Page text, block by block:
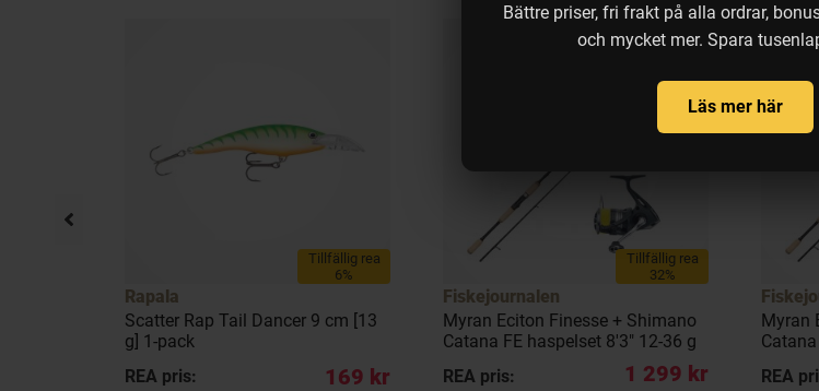
Bättre priser, fri frakt på alla ordrar,
och mycket mer. Spara
Läs mer här
Tillfällig rea
6%
Rapala
Scatter Rap Tail Dancer 9 cm [13
g] 1-pack
REA pris:
169 kr
Tillfällig rea
32%
Fiskejournalen
Myran Eciton Finesse + Shimano
Catana FE haspelset 8'3" 12-36 g
REA pris:
1 299 kr
Myran
REA